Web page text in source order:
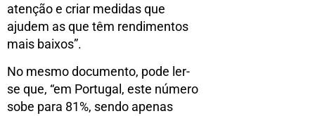
atenção e criar medidas que
ajudem as que têm rendimentos
mais baixos”.
No mesmo documento, pode ler-
se que, “em Portugal, este número
sobe para 81%, sendo apenas